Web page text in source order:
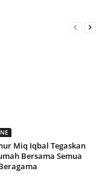
Miq Iqbal Tegaskan
Bersama Semua